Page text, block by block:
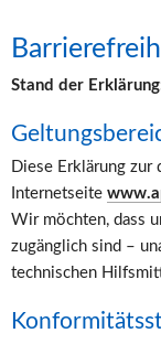
Stand der
Diese Erklärung
Internetseite
Wir möchten, dass
zugänglich sind –
technischen